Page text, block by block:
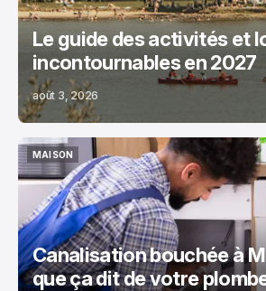
Le guide des activités et
incontournables en 2027
août 3, 2026
MAISON
MAISON
Canalisation bouchée à
que ça dit de votre